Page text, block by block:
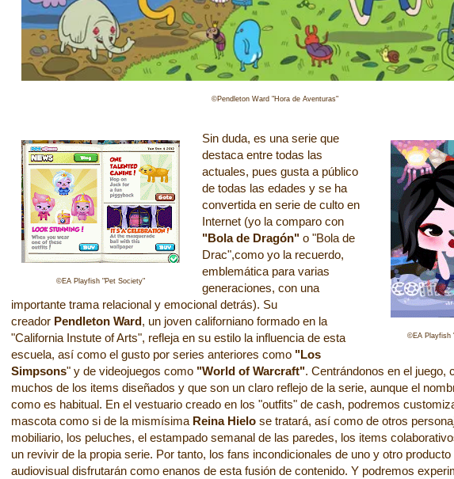
©Pendleton Ward "Hora de Aventuras"
©EA Playfish "Pet Society"
©EA Playfish
Sin duda, es una serie que
destaca entre todas las
actuales, pues gusta a público
de todas las edades y se ha
convertida en serie de culto en
Internet (yo la comparo con
"Bola de Dragón" o "Bola de
Drac",como yo la recuerdo,
emblemática para varias
generaciones, con una
importante trama relacional y emocional detrás). Su
creador Pendleton Ward, un joven californiano formado en la
"California Instute of Arts", refleja en su estilo la influencia de esta
escuela, así como el gusto por series anteriores como "Los
Simpsons" y de videojuegos como "World of Warcraft". Centrándonos en el juego,
muchos de los items diseñados y que son un claro reflejo de la serie, aunque el
como es habitual. En el vestuario creado en los "outfits" de cash, podremos
mascota como si de la mismísima Reina Hielo se tratará, así como de otros
mobiliario, los peluches, el estampado semanal de las paredes, los items
un revivir de la propia serie. Por tanto, los fans incondicionales de uno y otro producto
audiovisual disfrutarán como enanos de esta fusión de contenido. Y podremos